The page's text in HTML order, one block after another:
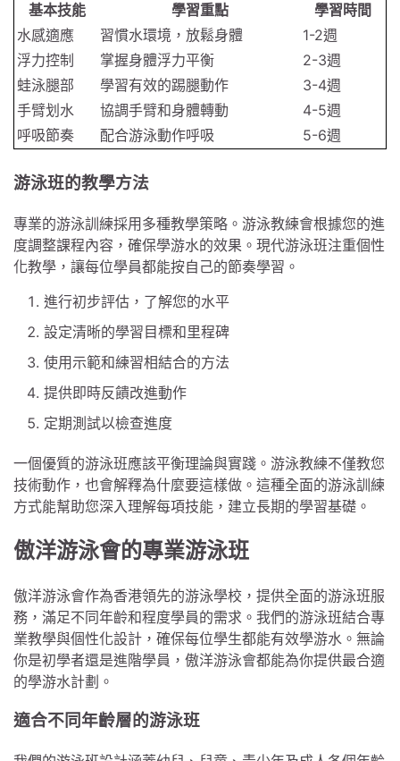
基本技能
學習重點
學習時間
水感適應
習慣水環境，放鬆身體
1-2週
浮力控制
掌握身體浮力平衡
2-3週
蛙泳腿部
學習有效的踢腿動作
3-4週
手臂划水
協調手臂和身體轉動
4-5週
呼吸節奏
配合游泳動作呼吸 5-6週
游泳班的教學方法
專業的游泳訓練採用多種教學策略。游泳教練會根據您的進
度調整課程內容，確保學游水的效果。現代游泳班注重個性
化教學，讓每位學員都能按自己的節奏學習。
進行初步評估，了解您的水平
設定清晰的學習目標和里程碑
使用示範和練習相結合的方法
提供即時反饋改進動作
定期測試以檢查進度
一個優質的游泳班應該平衡理論與實踐。游泳教練不僅教您
技術動作，也會解釋為什麼要這樣做。這種全面的游泳訓練
方式能幫助您深入理解每項技能，建立長期的學習基礎。
傲洋游泳會的專業游泳班
傲洋游泳會作為香港領先的游泳學校，提供全面的游泳班服
務，滿足不同年齡和程度學員的需求。我們的游泳班結合專
業教學與個性化設計，確保每位學生都能有效學游水。無論
你是初學者還是進階學員，傲洋游泳會都能為你提供最合適
的學游水計劃。
適合不同年齡層的游泳班